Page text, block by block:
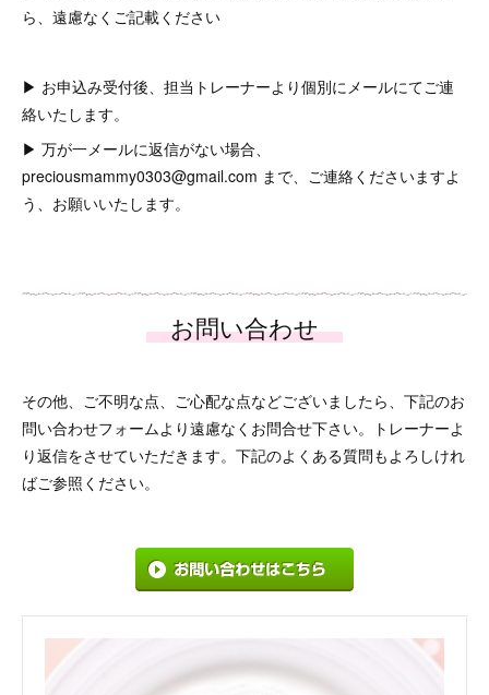
ら、遠慮なくご記載ください
▶ お申込み受付後、担当トレーナーより個別にメールにてご連
絡いたします。
▶ 万が一メールに返信がない場合、
preciousmammy0303@gmail.com まで、ご連絡くださいますよ
う、お願いいたします。
その他、ご不明な点、ご心配な点などございましたら、下記のお
問い合わせフォームより遠慮なくお問合せ下さい。トレーナーよ
り返信をさせていただきます。下記のよくある質問もよろしけれ
ばご参照ください。